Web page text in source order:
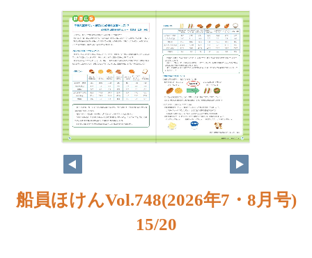
船員ほけんVol.748(2026年7・8月号)
15/20